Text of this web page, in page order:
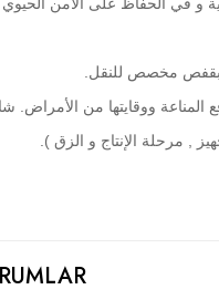
بقفص مخصص للنقل.
ووقايتها من الأمراض.
, مرحلة الإنتاج و الزق ).